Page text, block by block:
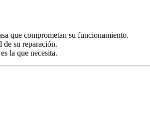
que comprometan su funcionamiento.
de su reparación.
la que necesita.